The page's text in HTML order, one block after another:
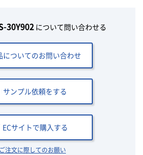
30Y902について問い合わせる
についてのお問い合わせ
サンプル依頼をする
ECサイトで購入する
注文に際してのお願い